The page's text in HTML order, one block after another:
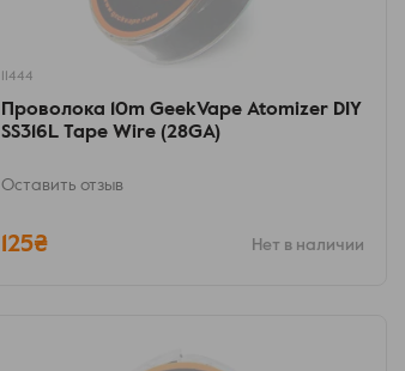
11444
Проволока 10m GeekVape Atomizer DIY
SS316L Tape Wire (28GA)
Оставить отзыв
125₴ Нет в наличии